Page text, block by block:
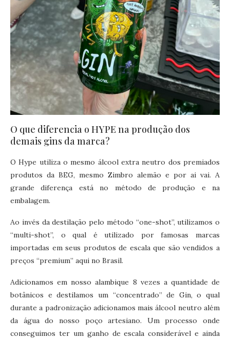
O que diferencia o HYPE na produção dos
demais gins da marca?
O Hype utiliza o mesmo álcool extra neutro dos premiados
produtos da BEG, mesmo Zimbro alemão e por ai vai. A
grande diferença está no método de produção e na
embalagem.
Ao invés da destilação pelo método “one-shot”, utilizamos o
“multi-shot”, o qual é utilizado por famosas marcas
importadas em seus produtos de escala que são vendidos a
preços “premium” aqui no Brasil.
Adicionamos em nosso alambique 8 vezes a quantidade de
botânicos e destilamos um “concentrado” de Gin, o qual
durante a padronização adicionamos mais álcool neutro além
da água do nosso poço artesiano. Um processo onde
conseguimos ter um ganho de escala considerável e ainda